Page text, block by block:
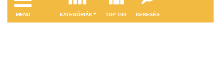
MENÜ KATEGÓRIÁK TOP 100 KERESÉS